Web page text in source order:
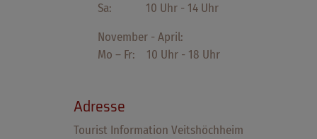
Sa: 10 Uhr - 14 Uhr
November - April:
Mo – Fr: 10 Uhr - 18 Uhr
Adresse
Tourist Information Veitshöchheim